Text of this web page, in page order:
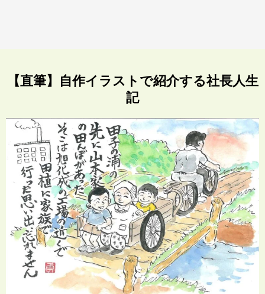
【直筆】自作イラストで紹介する社長人生
記